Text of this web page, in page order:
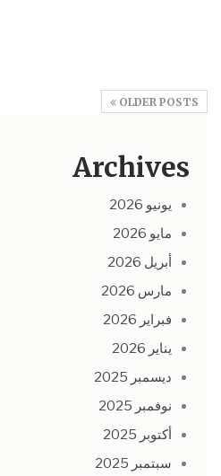
OLDER POSTS
Archives
يونيو 2026
مايو 2026
أبريل 2026
مارس 2026
فبراير 2026
يناير 2026
ديسمبر 2025
نوفمبر 2025
أكتوبر 2025
سبتمبر 2025